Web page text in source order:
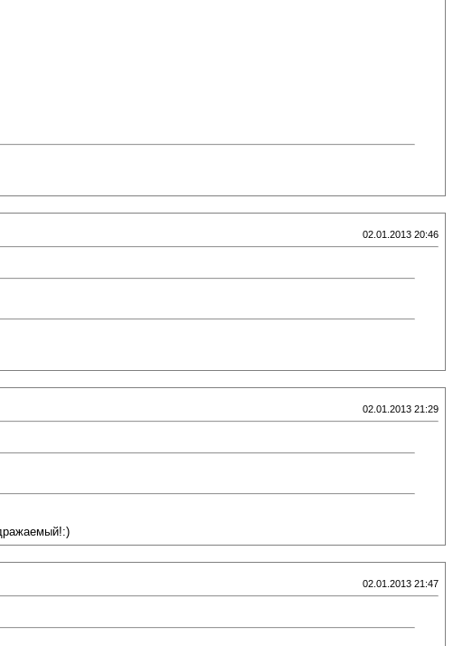
02.01.2013 20:46
02.01.2013 21:29
02.01.2013 21:47